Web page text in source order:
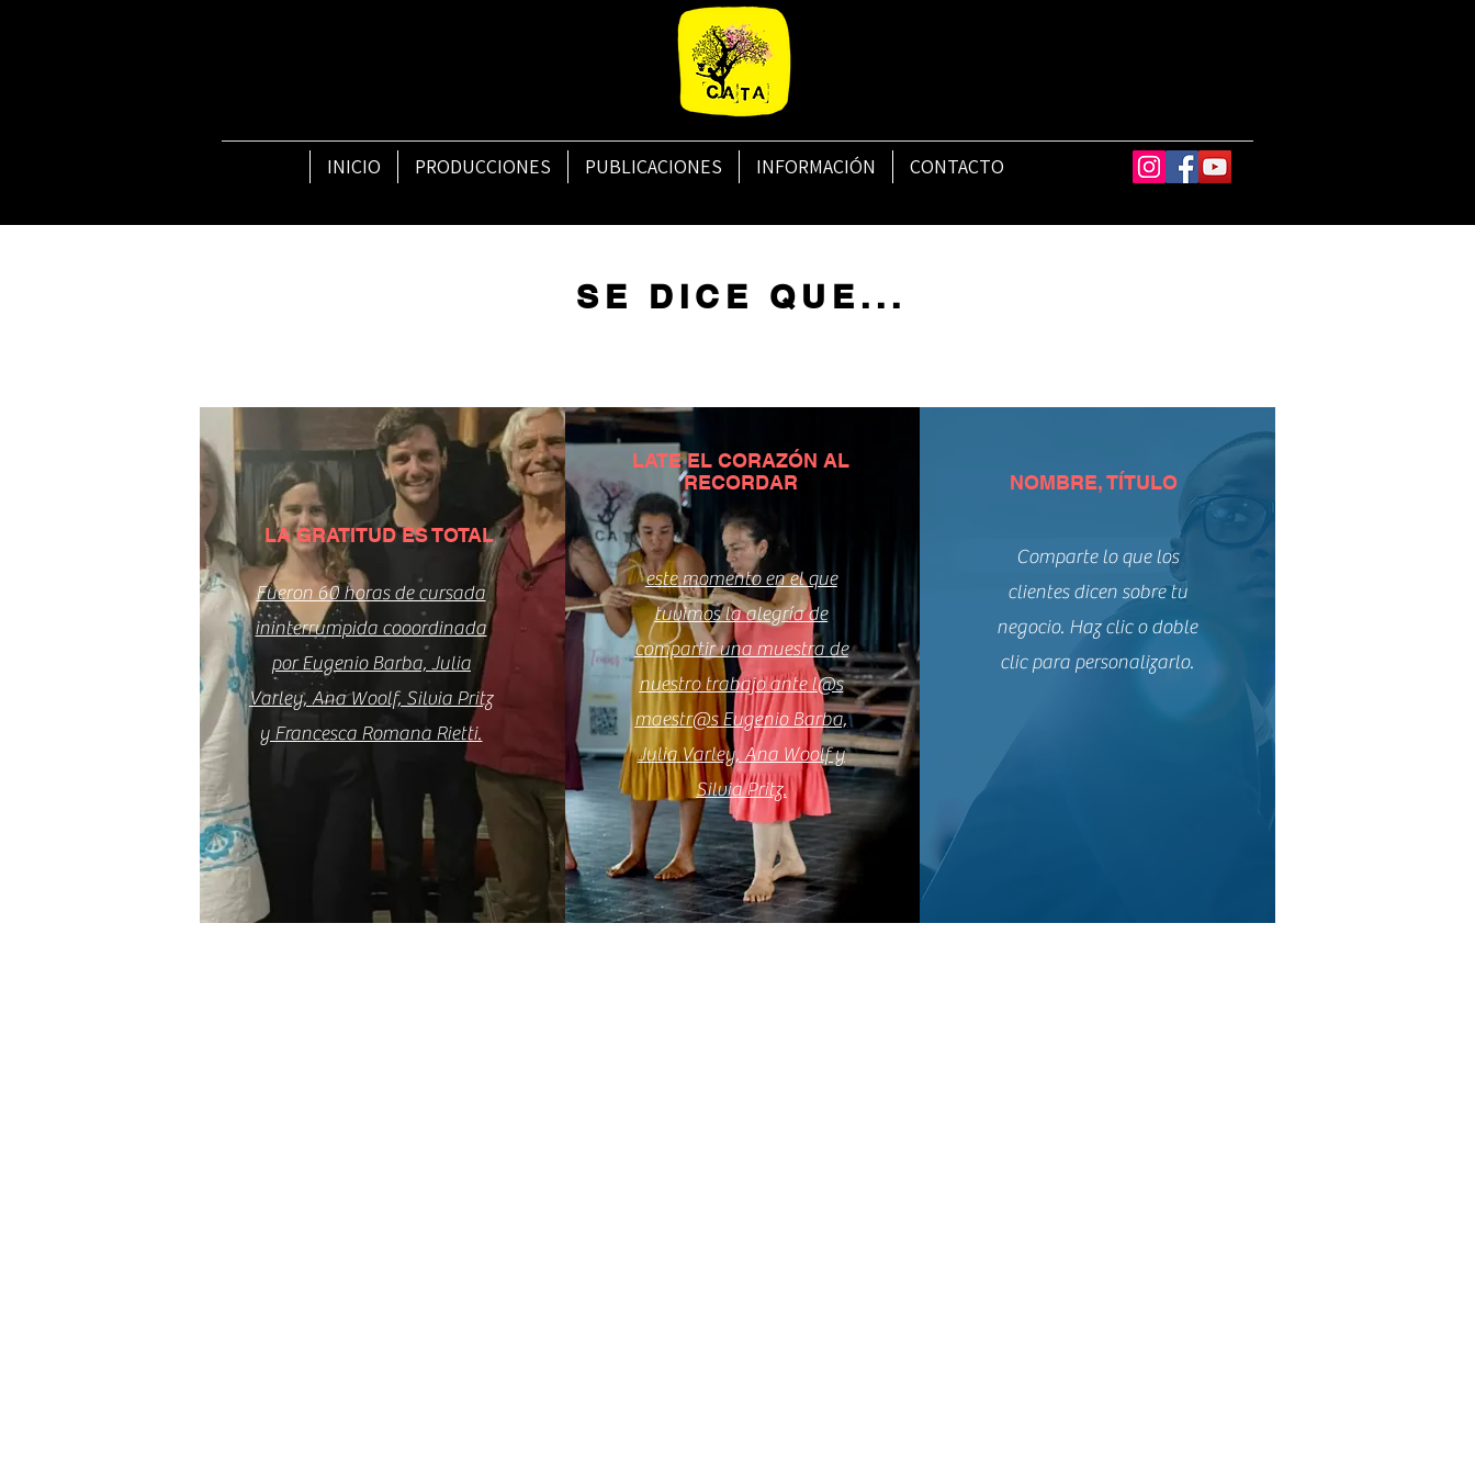
INICIO PRODUCCIONES PUBLICACIONES INFORMACIÓN CONTACTO
SE DICE ...
SE DICE QUE...
LA GRATITUD ES TOTAL
Fueron 60 horas de cursada
ininterrumpida cooordinada
por Eugenio Barba, Julia
Varley, Ana Woolf, Silvia Pritz
y Francesca Romana Rietti.
LATE EL CORAZÓN AL
RECORDAR
este momento en el que
tuvimos la alegría de
compartir una muestra de
nuestro trabajo ante l@s
maestr@s Eugenio Barba,
Julia Varley, Ana Woolf y
Silvia Pritz.
NOMBRE, TÍTULO
Comparte lo que los
clientes dicen sobre tu
negocio. Haz clic o doble
clic para personalizarlo.